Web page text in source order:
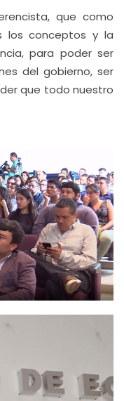
que como
los conceptos y la
para poder ser
del gobierno, ser
que todo nuestro